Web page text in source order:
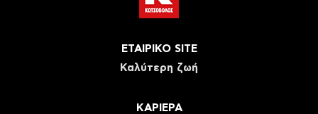
ΕΤΑΙΡΙΚΟ SITE
Καλύτερη ζωή
ΚΑΡΙΕΡΑ